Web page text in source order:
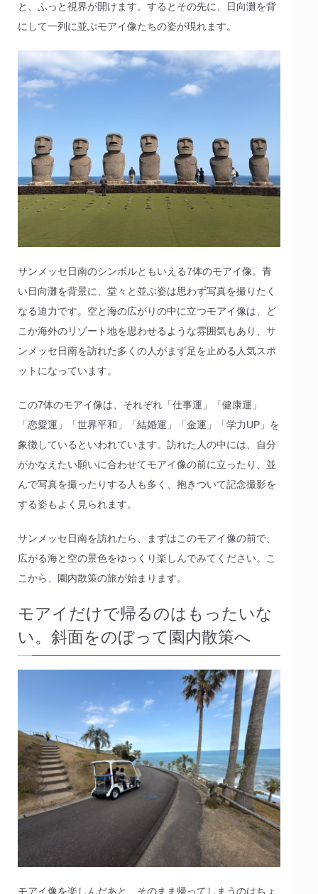
と、ふっと視界が開けます。するとその先に、日向灘を背
にして一列に並ぶモアイ像たちの姿が現れます。
サンメッセ日南のシンボルともいえる7体のモアイ像。青
い日向灘を背景に、堂々と並ぶ姿は思わず写真を撮りたく
なる迫力です。空と海の広がりの中に立つモアイ像は、ど
こか海外のリゾート地を思わせるような雰囲気もあり、サ
ンメッセ日南を訪れた多くの人がまず足を止める人気スポ
ットになっています。
この7体のモアイ像は、それぞれ「仕事運」「健康運」
「恋愛運」「世界平和」「結婚運」「金運」「学力UP」を
象徴しているといわれています。訪れた人の中には、自分
がかなえたい願いに合わせてモアイ像の前に立ったり、並
んで写真を撮ったりする人も多く、抱きついて記念撮影を
する姿もよく見られます。
サンメッセ日南を訪れたら、まずはこのモアイ像の前で、
広がる海と空の景色をゆっくり楽しんでみてください。こ
こから、園内散策の旅が始まります。
モアイだけで帰るのはもったいな
い。斜面をのぼって園内散策へ
モアイ像を楽しんだあと、そのまま帰ってしまうのはちょ